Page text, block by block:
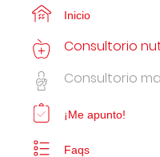
Inicio
Consultorio
Consultorio
¡Me apunto!
Faqs